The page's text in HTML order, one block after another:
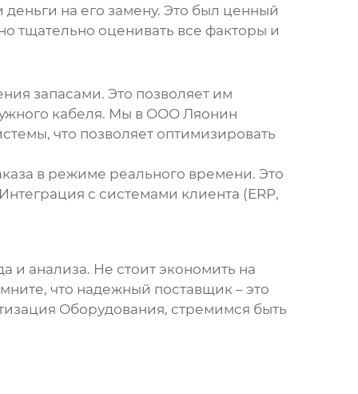
на его замену. Это был ценный
тщательно оценивать все факторы и
запасами. Это позволяет им
кабеля. Мы в ООО Ляонин
что позволяет оптимизировать
в режиме реального времени. Это
с системами клиента (ERP,
и анализа. Не стоит экономить на
что надежный поставщик– это
Оборудования, стремимся быть